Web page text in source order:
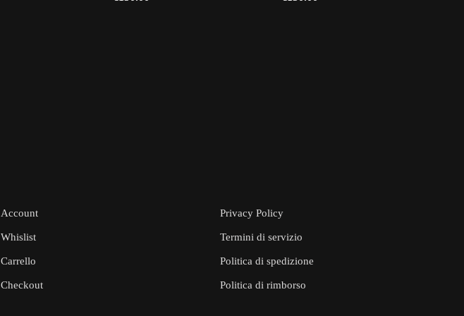
Account
Whislist
Carrello
Checkout
Privacy Policy
Termini di servizio
Politica di spedizione
Politica di rimborso